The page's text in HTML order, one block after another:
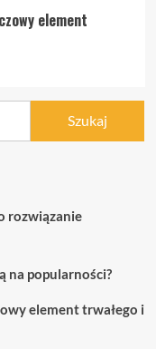
element
rozwiązanie
na popularności?
element trwałego i